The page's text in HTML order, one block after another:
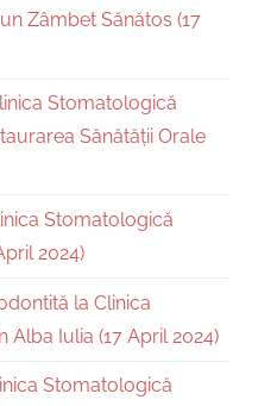
Zâmbet Sănătos (17
Stomatologică
Sănătății Orale
Stomatologică
2024)
la Clinica
Iulia (17 April 2024)
Stomatologică